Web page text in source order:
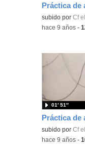
Práctica de
subido porCf
-hace 9 años -
Práctica de
subido porCf
01′ 51″
-hace 9 años -